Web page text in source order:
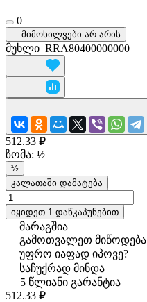
0
მიმოხილვები არ არის
მუხლი RRA80400000000
512.33 ₽
ზომა: ½
½
კალათაში დამატება
იყიდეთ 1 დაწკაპუნებით
მარაგშია
გამოთვალეთ მიწოდება
უფრო იაფად იპოვე?
საჩუქრად მინდა
5 წლიანი გარანტია
512.33 ₽